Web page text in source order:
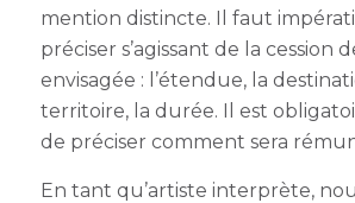
mention distincte. Il faut
préciser s’agissant de la cession
envisagée : l’étendue, la
territoire, la durée. Il est
de préciser comment sera
En tant qu’artiste interprète,